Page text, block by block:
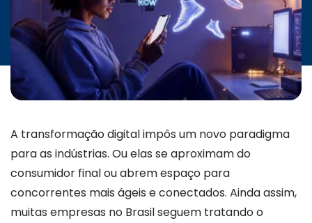
CONTATO
A transformação digital impôs um novo paradigma
para as indústrias. Ou elas se aproximam do
consumidor final ou abrem espaço para
concorrentes mais ágeis e conectados. Ainda assim,
muitas empresas no Brasil seguem tratando o